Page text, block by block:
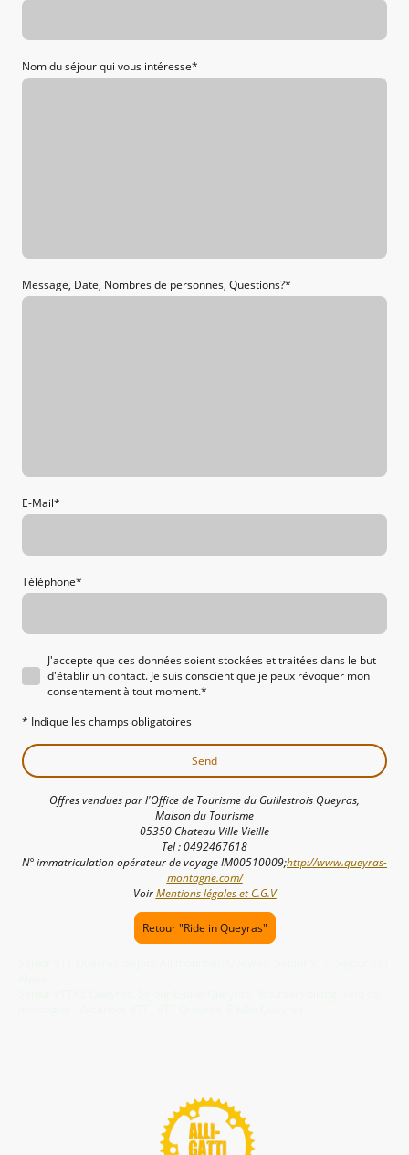
Nom du séjour qui vous intéresse*
Message, Date, Nombres de personnes, Questions?*
E-Mail*
Téléphone*
J'accepte que ces données soient stockées et traitées dans le but
d'établir un contact. Je suis conscient que je peux révoquer mon
consentement à tout moment.*
* Indique les champs obligatoires
Send
Retour "Ride in Queyras"
Offres vendues par l'Office de Tourisme du Guillestrois Queyras,
Maison du Tourisme
05350 Chateau Ville Vieille
Tel : 0492467618
N° immatriculation opérateur de voyage IM00510009;http://www.queyras-
montagne.com/
VoirMentions légales et C.G.V